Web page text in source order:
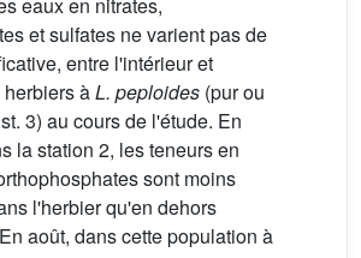
et sulfates ne varient pas de
entre l'intérieur et
àL. peploides (pur ou
3) au cours de l'étude. En
la station 2, les teneurs en
sont moins
l'herbier qu'en dehors
août, dans cette population à